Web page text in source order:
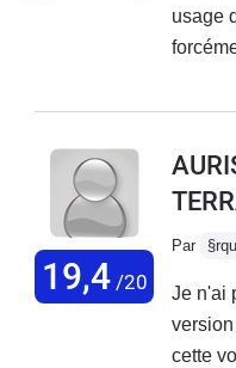
usage
Par
boîte
gros.
19,4/20
Par
Je n'ai
cette